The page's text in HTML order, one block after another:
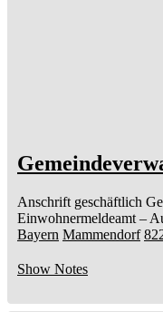
Anschrift geschäftlich
Einwohnermeldeamt –
Bayern Mammendorf
Show Notes